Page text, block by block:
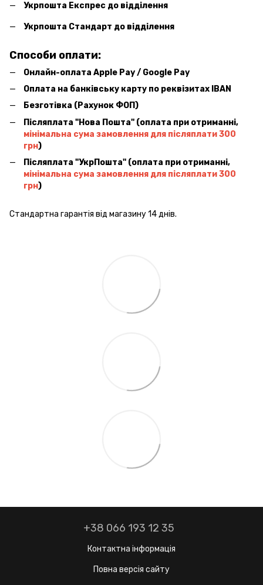
Укрпошта Експрес до відділення
Укрпошта Стандарт до відділення
Способи оплати:
Онлайн-оплата Apple Pay / Google Pay
Оплата на банківську карту по реквізитах IBAN
Безготівка (Рахунок ФОП)
Післяплата ''Нова Пошта'' (оплата при отриманні,
мінімальна сума замовлення для післяплати 300
грн)
Післяплата ''УкрПошта'' (оплата при отриманні,
мінімальна сума замовлення для післяплати 300
грн)
Стандартна гарантія від магазину 14 днів.
+38 066 193 12 35
Контактна інформація
Повна версія сайту